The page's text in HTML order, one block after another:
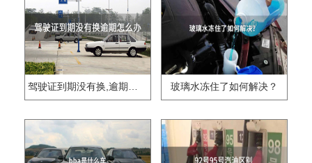
驾驶证到期没有换,逾期怎么办?? 玻璃水冻住了如何解决？